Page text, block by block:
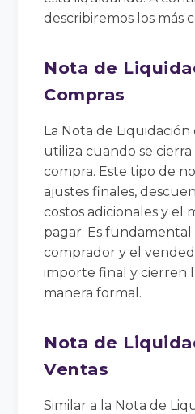
describiremos los más
Nota de
Compras
La Nota de Liquidación
utiliza cuando se
compra. Este tipo de
ajustes finales,
costos adicionales y el
pagar. Es fundamental
comprador y el
importe final y cierren
manera formal.
Nota de
Ventas
Similar a la Nota de